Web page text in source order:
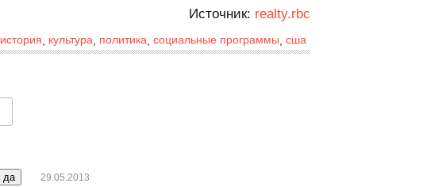
Источник: realty.rbc
история культура политика социальные программы сша
29.05.2013